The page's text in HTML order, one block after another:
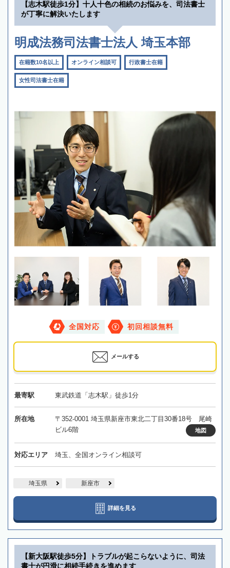
【志木駅徒歩1分】十人十色の相続のお悩みを、司法書士
が丁寧に解決いたします
明成法務司法書士法人 埼玉本部
在籍数10名以上 オンライン相談可 行政書士在籍
女性司法書士在籍
全国対応 初回相談無料
メールする
最寄駅 東武鉄道「志木駅」徒歩1分
所在地
〒352-0001 埼玉県新座市東北二丁目30番18号 尾崎
ビル6階
地図
対応エリア 埼玉、全国オンライン相談可
埼玉県 新座市
詳細を見る
【新大阪駅徒歩5分】トラブルが起こらないように、司法
書士が円滑に相続手続きを進めます